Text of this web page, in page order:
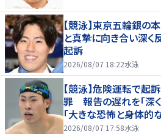
【競泳】東京五輪銀の
と真摯に向き合い深く
起訴
2026/08/07 18:22水泳
【競泳】危険運転で起
罪 報告の遅れを「深
「大きな恐怖と身体的
2026/08/07 17:58水泳